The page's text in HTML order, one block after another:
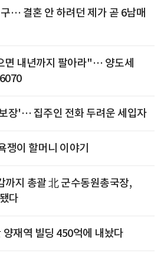
… 결혼 안 하려던 제가 곧 6남매
면 내년까지 팔아라"… 양도세
장'… 집주인 전화 두려운 세입자
쟁이 할머니 이야기
까지 총괄 北 군수동원총국장,
다
양재역 빌딩 450억에 내놨다